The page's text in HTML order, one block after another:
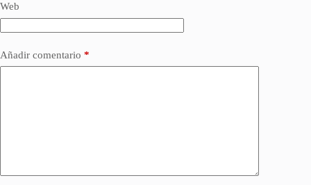
Web
Añadir comentario *